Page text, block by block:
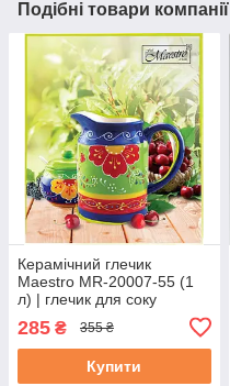
Подібні товари компанії
Керамічний глечик
Maestro MR-20007-55 (1
л) | глечик для соку
води Маестро
285 ₴ 355 ₴
Купити